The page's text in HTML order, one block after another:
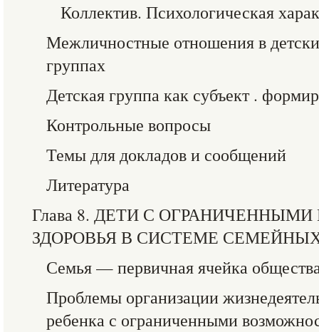
Коллектив. Психологическая
Межличностные отношения в
группах
Детская группа как субъект .
Контрольные вопросы
Темы для докладов и сообщений
Литература
Глава 8. ДЕТИ С
ЗДОРОВЬЯ В СИСТЕМЕ
Семья — первичная ячейка
Проблемы организации
ребенка с ограниченными